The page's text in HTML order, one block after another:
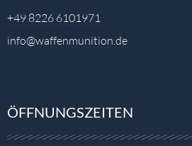
+49 8226 6101971
info@waffenmunition.de
ÖFFNUNGSZEITEN